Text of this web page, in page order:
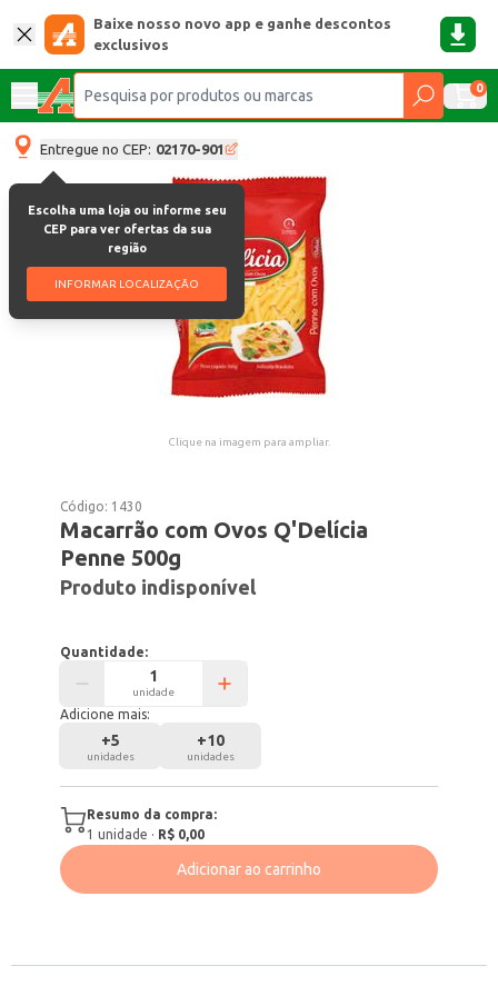
Baixe nosso novo app e ganhe descontos
exclusivos
0
Entregue no CEP: 02170-901
Escolha uma loja ou informe seu
CEP para ver ofertas da sua
região
INFORMAR LOCALIZAÇÃO
Clique na imagem para ampliar.
Código: 1430
Macarrão com Ovos Q'Delícia
Penne 500g
Produto indisponível
Quantidade:
unidade
Adicione mais:
+5
unidades
+10
unidades
Resumo da compra:
1 unidade · R$ 0,00
Adicionar ao carrinho